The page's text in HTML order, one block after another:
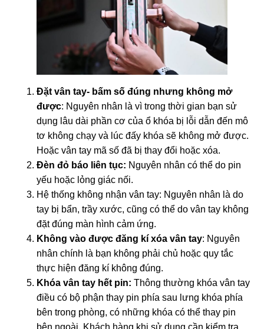
Đặt vân tay- bấm số đúng nhưng không mở
được: Nguyên nhân là vì trong thời gian bạn sử
dụng lâu dài phần cơ của ổ khóa bị lỗi dẫn đến mô
tơ không chạy và lúc đấy khóa sẽ không mở được.
Hoặc vân tay mã số đã bị thay đổi hoặc xóa.
Đèn đỏ báo liên tục: Nguyên nhân có thể do pin
yếu hoặc lỏng giác nối.
Hệ thống không nhận vân tay: Nguyên nhân là do
tay bị bẩn, trầy xước, cũng có thể do vân tay không
đặt đúng màn hình cảm ứng.
Không vào được đăng kí xóa vân tay: Nguyên
nhân chính là bạn không phải chủ hoặc quy tắc
thực hiện đăng kí không đúng.
Khóa vân tay hết pin: Thông thường khóa vân tay
điều có bộ phận thay pin phía sau lưng khóa phía
bên trong phòng, có những khóa có thể thay pin
bên ngoài. Khách hàng khi sử dụng cần kiểm tra